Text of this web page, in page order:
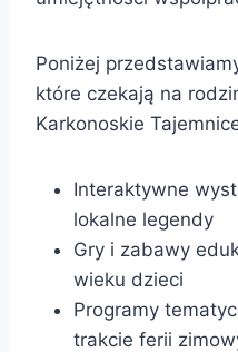
Poniżej
które czekają na
Karkonoskie
Interaktywne
lokalne legendy
Gry i zabawy
wieku dzieci
Programy
trakcie ferii